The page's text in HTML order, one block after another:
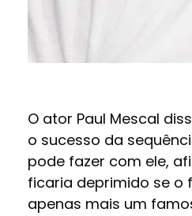
O ator Paul Mescal
o sucesso da
pode fazer com ele,
ficaria deprimido se o
apenas mais um